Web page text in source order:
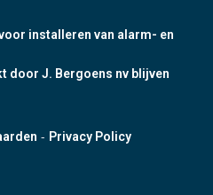
installeren van alarm- en
door J. Bergoens nv blijven
- Privacy Policy